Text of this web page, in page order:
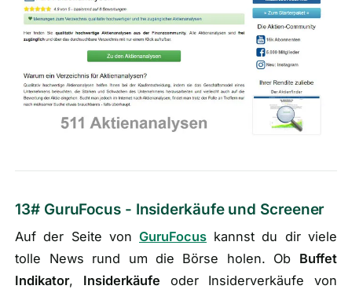
13# GuruFocus - Insiderkäufe und Screener
Auf der Seite von GuruFocus kannst du dir viele
tolle News rund um die Börse holen. Ob Buffet
Indikator, Insiderkäufe oder Insiderverkäufe von